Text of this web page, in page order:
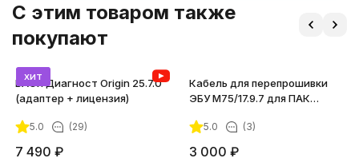
C этим товаром также
покупают
хит
ВАСЯ Диагност Origin 25.7.0
(адаптер + лицензия)
5.0 (29)
7 490 ₽
Кабель для перепрошивки
ЭБУ М75/17.9.7 для ПАК
5.0 (3)
3 000 ₽